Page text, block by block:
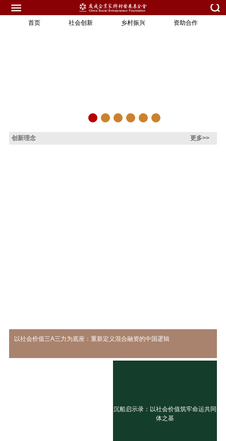
首页 社会创新 乡村振兴 资助合作
创新理念 更多>>
以社会价值三A三力为底座：重新定义混合融资的中国逻辑
沉船启示录：以社会价值筑牢命运共同
体之基